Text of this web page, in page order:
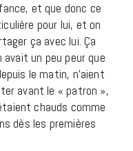
et que donc ce
pour lui, et on
ça avec lui. Ça
un peu peur que
le matin, n’aient
avant le « patron »,
chauds comme
dès les premières